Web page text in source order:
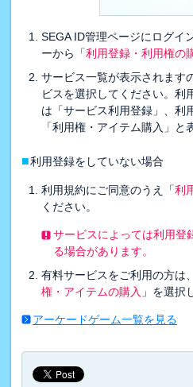
SEGA ID管理ページにログイ
ーから「利用登録・利用権の
サービス一覧が表示されます
ビスを選択してください。利
は「サービス利用登録」、利
「利用権・アイテム購入」と
■利用登録をしていない場合
利用規約にご同意のうえ「利
ください。
サービスによっては利用登
る場合があります。
有料サービスをご利用の方は
権・アイテムの購入 」を選択
アーケードゲーム一覧を見る